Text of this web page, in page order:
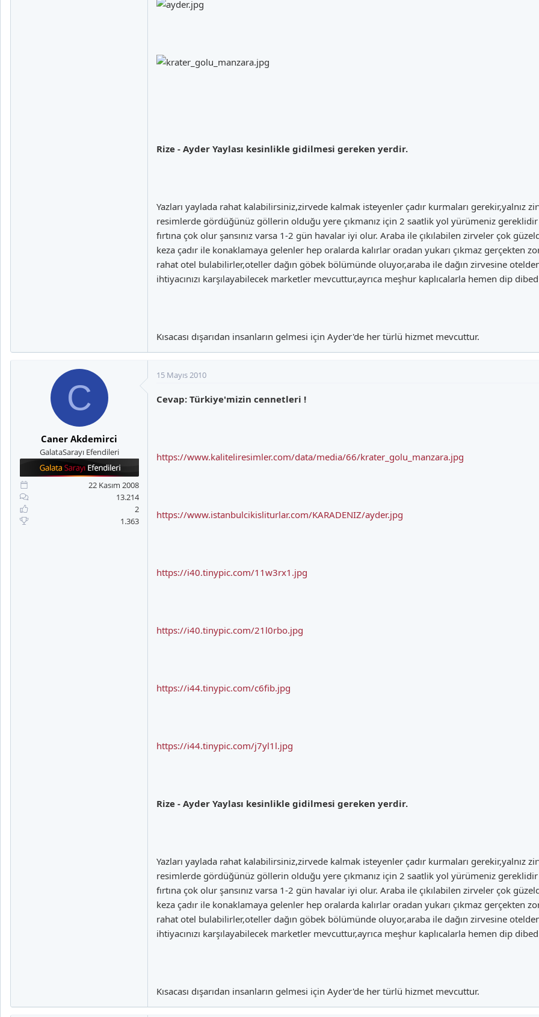
Rize - Ayder Yaylası kesinlikle gidilmesi gereken yerdir.
Yazları yaylada rahat kalabilirsiniz,zirvede kalmak isteyenler çadır kurmaları gerekir,yalnız
resimlerde gördüğünüz göllerin olduğu yere çıkmanız için 2 saatlik yol yürümeniz
fırtına çok olur şansınız varsa 1-2 gün havalar iyi olur. Araba ile çıkılabilen zirveler çok
keza çadır ile konaklamaya gelenler hep oralarda kalırlar oradan yukarı çıkmaz gerçekten
rahat otel bulabilirler,oteller dağın göbek bölümünde oluyor,araba ile dağın zirvesine
ihtiyacınızı karşılayabilecek marketler mevcuttur,ayrıca meşhur kaplıcalarla hemen dip
Kısacası dışarıdan insanların gelmesi için Ayder'de her türlü hizmet mevcuttur.
C
Caner Akdemirci
GalataSarayı Efendileri
22 Kasım 2008
13.214
2
1.363
15 Mayıs 2010
Cevap: Türkiye'mizin cennetleri !
https://www.kaliteliresimler.com/data/media/66/krater_golu_manzara.jpg
https://www.istanbulcikisliturlar.com/KARADENIZ/ayder.jpg
https://i40.tinypic.com/11w3rx1.jpg
https://i40.tinypic.com/21l0rbo.jpg
https://i44.tinypic.com/c6fib.jpg
https://i44.tinypic.com/j7yl1l.jpg
Rize - Ayder Yaylası kesinlikle gidilmesi gereken yerdir.
Yazları yaylada rahat kalabilirsiniz,zirvede kalmak isteyenler çadır kurmaları gerekir,yalnız
resimlerde gördüğünüz göllerin olduğu yere çıkmanız için 2 saatlik yol yürümeniz
fırtına çok olur şansınız varsa 1-2 gün havalar iyi olur. Araba ile çıkılabilen zirveler çok
keza çadır ile konaklamaya gelenler hep oralarda kalırlar oradan yukarı çıkmaz gerçekten
rahat otel bulabilirler,oteller dağın göbek bölümünde oluyor,araba ile dağın zirvesine
ihtiyacınızı karşılayabilecek marketler mevcuttur,ayrıca meşhur kaplıcalarla hemen dip
Kısacası dışarıdan insanların gelmesi için Ayder'de her türlü hizmet mevcuttur.